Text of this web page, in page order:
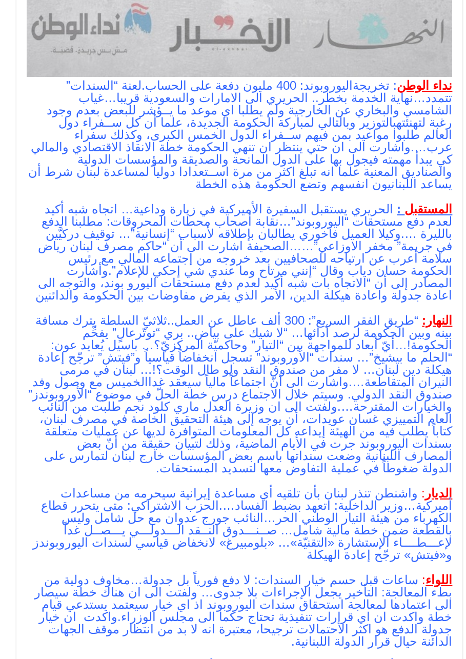
نداء الوطن: تخريجةاليوروب
وند: 400 مليون دفعة على الحساب.لعنة “السندات”
تتمدد…نهاية الخدمة بخطر.. الحريري الى الامارات والسعودية قريبا…غياب
الشامسي والبخاري عن الخارجية ولم يطلبا اي موعد ما يــؤشر للبعض بعدم وجود
رغبة لتهنئتهبالتوزير وبالتالي لمباركة الحكومة الجديدة، علما أن كل ســفراء دول
العالم طلبوا مواعيد بمن فيهم ســفراء الدول الخمس الكبرى، وكذلك سفراء
عرب….واشارت الى ان حتي ينتظر ان تنهي الحكومة خطة الانقاذ الاقتصادي والمالي
كي يبدأ مهمته فيجول بها على الدول المانحة والصديقة والمؤسسات الدولية
والصناديق المعنية علما انه تبلغ اكثر من مرة اســتعدادا دولياً لمساعدة لبنان شرط أن
يساعد اللبنانيون انفسهم وتضع الحكومة هذه الخطة
المستقبل : الحريري يستقبل السفيرة الأميركية في زيارة وداعية… اتجاه شبه أكيد
لعدم دفع مستحقات “اليوروبوند”…نقابة أصحاب محطات المحروقات: مطلبنا الدفع
بالليرة ….وكيلا العميل فاخوري يطالبان بإطلاقه لأسباب “إنسانية”… توقيف دركيَّين
في جريمة” مخفر الاوزاعي”……الصحيفة اشارت الى أن “حاكم مصرف لبنان رياض
سلامة أعرب عن ارتياحه للصحافيين بعد خروجه من إجتماعه المالي مع رئيس
الحكومة حسان دياب وقال “إنني مرتاح وما عندي شي إحكي للإعلام”.وأشارت
المصادر إلى أن “الاتجاه بات شبه أكيد لعدم دفع مستحقات اليورو بوند، والتوجه الى
اعادة جدولة واعادة هيكلة الدين، الأمر الذي يفرض مفاوضات بين الحكومة والدائنين
النهار:
“طريق الفقر السريع”: 300 ألف عاطل عن العمل..ثلاثيّ السلطة يترك مسافة
بينه وبين الحكومة لرصد أدائها… “لا شيك على بياض.. بري “توتّرعالٍ” يفحِّم
الحكومة!…أيّ أبعاد للمواجهة بين “التيار” وحاكميّة المركزيّ؟… باسيل يُعايد عون:
“الحلم ما بيشيخ”… سندات “الأوروبوند” تسجل انخفاضاً قياسياً و”فيتش” ترجّح إعادة
هيكلة دين لبنان… لا مفر من صندوق النقد ولو طال الوقت؟!… لبنان في مرمى
النيران المتقاطعة….واشارت الى أنّ اجتماعاً مالياً سيعقد غداالخميس مع وصول وفد
صندوق النقد الدولي. وسيتم خلال الاجتماع درس خطة الحلّ في موضوع “الأوروبوندز”
والخيارات المقترحة….ولفتت الى ان وزيرة العدل ماري كلود نجم طلبت من النائب
العام التمييزي غسان عويدات، أن يوجه إلى هيئة التحقيق الخاصة في مصرف لبنان،
كتاباً يطلب فيه من الهيئة إيداعه كل المعلومات المتوافرة لديها عن عمليات متعلقة
بسندات اليوروبوند جرت في الأيام الماضية، وذلك لتبيان حقيقة من أنّ بعض
المصارف اللبنانية وضعت سنداتها باسم بعض المؤسسات‏ خارج لبنان لتمارس على
الدولة ضغوطاً في عملية التفاوض معها لتسديد المستحقات.
الديار : واشنطن تنذر لبنان بأن تلقيه أي مساعدة إيرانية سيحرمه من مساعدات
أميركية…وزير الداخلية: اتعهد بضبط الفساد….الحزب الاشتراكي: متى يتحرر قطاع
الكهرباء من هيئة التيار الوطني الحر…النائب جورج عدوان مع حل شامل وليس
بالقطعة ضمن خطة مالية شامل… صــنـــدوق النــقد الـــدولـــي يـــصــل غداً
لإعـــطــــاء الإستشارة «التقنيّة»… «بلومبيرغ» لانخفاض قياسي لسندات اليوروبوندز
و«فيتش» ترجّح إعادة الهيكلة
اللواء: ساعات قبل حسم خيار السندات: لا دفع فورياً بل جدولة…مخاوف دولية من
بطء المعالجة: التأخير يجعل الإجراءات بلا جدوى… ولفتت الى ان هناك خطة سيصار
الى اعتمادها لمعالجة استحقاق سندات اليوروبوند اذ اي خيار سيعتمد يستدعي قيام
خطة واكدت ان اي قرارات تنفيذية تحتاج حكما الى مجلس الوزراء.واكدت ان خيار
جدولة الدفع هو اكثر الأحتمالات ترجيحا، معتبرة انه لا بد من انتظار موقف الجهات
الدائنة حيال قرار الدولة اللبنانية.